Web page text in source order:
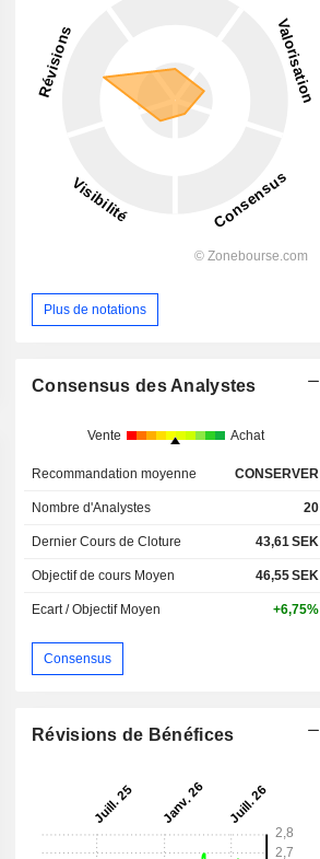
14,96 Md
13,46 Md
4,14 Md
-
2025
15,53 Md
13,51 Md
4,14 Md
Plus de notations
Consensus des Analystes
Vente Achat
Recommandation moyenne CONSERVER
Nombre d'Analystes 20
Dernier Cours de Cloture 43,61SEK
Objectif de cours Moyen 46,55SEK
Ecart / Objectif Moyen +6,75%
Consensus
Révisions de Bénéfices